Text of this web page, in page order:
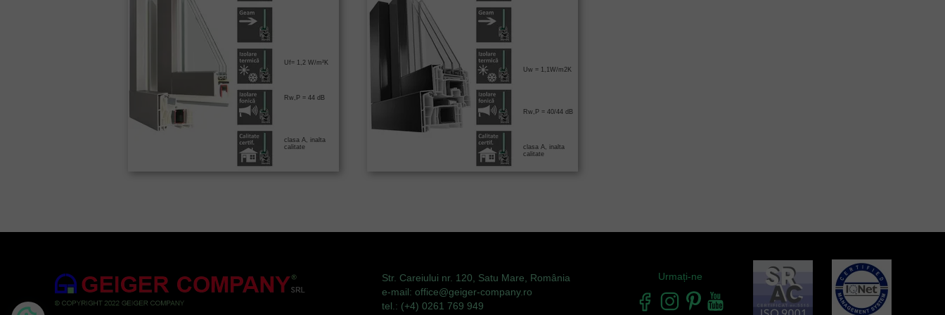
Urmați-ne
Str. Careiului nr. 120, Satu Mare, România
e-mail: office@geiger-company.ro
tel.: (+4) 0261 769 949
Uf= 1,2 W/m²K
Rw,P = 44 dB
clasa A, inalta
calitate
Uw = 1,1W/m2K
Rw,P = 40/44 dB
clasa A, inalta
calitate